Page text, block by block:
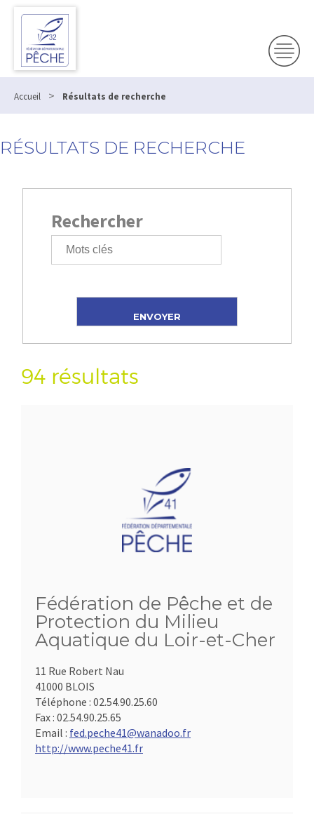
Accueil > Résultats de recherche
RÉSULTATS DE RECHERCHE
Rechercher
94 résultats
Fédération de Pêche et de
Protection du Milieu
Aquatique du Loir-et-Cher
11 Rue Robert Nau
41000 BLOIS
Téléphone : 02.54.90.25.60
Fax : 02.54.90.25.65
Email : fed.peche41@wanadoo.fr
http://www.peche41.fr